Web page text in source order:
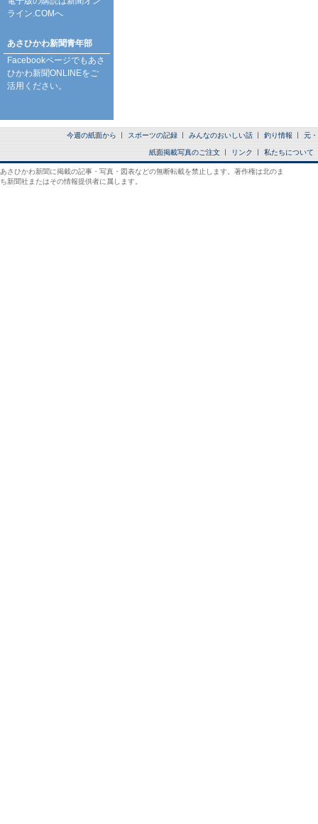
ライン.COMへ
あさひかわ新聞青年部
Facebookページでもあさ
ひかわ新聞ONLINEをご
活用ください。
今週の紙面から スポーツの記録 みんなのおいしい話 釣り情報 元
紙面掲載写真のご注文 リンク 私たちについて
あさひかわ新聞に掲載の記事・写真・図表などの無断転載を禁止します。著作権は北のま
ち新聞社またはその情報提供者に属します。